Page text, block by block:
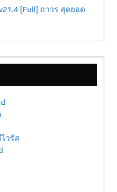
[Full] ถาวร สุดยอด
วรัส